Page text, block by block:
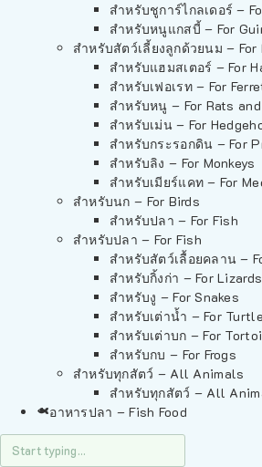
สำหรับชูการ์ไกลเดอร์ –
สำหรับหนูแกสบี้ – For
สำหรับสัตว์เลี้ยงลูกด้วยนม – For
สำหรับแฮมสเตอร์ – For
สำหรับเฟอเรท – For
สำหรับหนู – For Rats
สำหรับเม่น – For
สำหรับกระรอกดิน – For
สำหรับลิง – For Monkeys
สำหรับเมียร์แคท – For
สำหรับนก – For Birds
สำหรับปลา – For Fish
สำหรับปลา – For Fish
สำหรับสัตว์เลื้อยคลาน –
สำหรับกิ้งก่า – For Lizards
สำหรับงู – For Snakes
สำหรับเต่าน้ำ – For
สำหรับเต่าบก – For
สำหรับกบ – For Frogs
สำหรับทุกสัตว์ – All Animals
สำหรับทุกสัตว์ – All
อาหารปลา – Fish Food